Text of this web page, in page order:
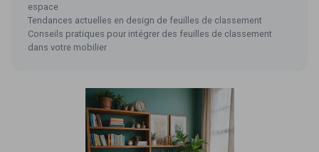
espace
Tendances actuelles en design de feuilles de classement
Conseils pratiques pour intégrer des feuilles de classement
dans votre mobilier